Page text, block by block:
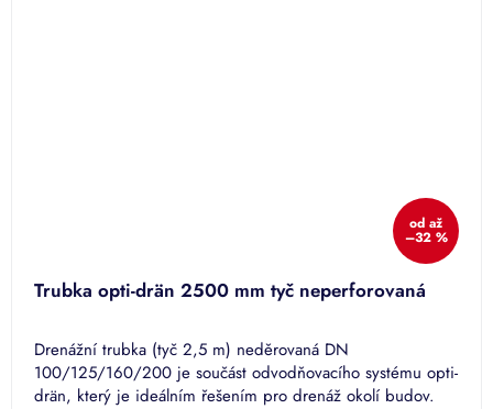
od až
–32 %
Trubka opti-drän 2500 mm tyč neperforovaná
Drenážní trubka (tyč 2,5 m) neděrovaná DN
100/125/160/200 je součást odvodňovacího systému opti-
drän, který je ideálním řešením pro drenáž okolí budov.